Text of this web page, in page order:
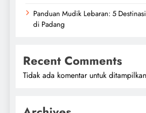
Panduan Mudik Lebaran: 5
di Padang
Recent Comments
Tidak ada komentar untuk